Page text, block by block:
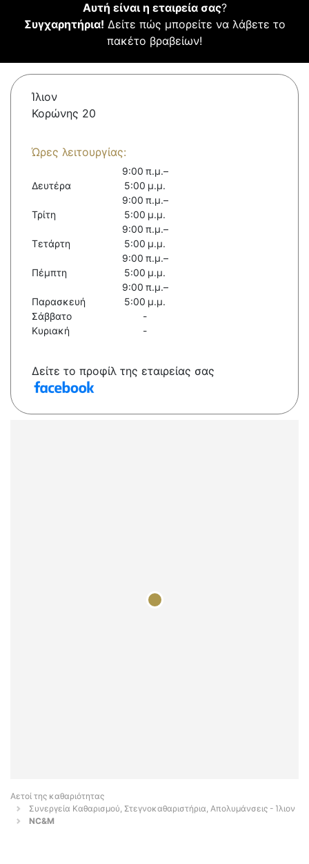
Αυτή είναι η εταιρεία σας?
Συγχαρητήρια! Δείτε πώς μπορείτε να λάβετε το
πακέτο βραβείων!
Ίλιον
Κορώνης 20
Ώρες λειτουργίας:
Δευτέρα
9:00 π.μ.–
5:00 μ.μ.
Τρίτη
9:00 π.μ.–
5:00 μ.μ.
Τετάρτη
9:00 π.μ.–
5:00 μ.μ.
Πέμπτη
9:00 π.μ.–
5:00 μ.μ.
Παρασκευή
9:00 π.μ.–
5:00 μ.μ.
Σάββατο
-
Κυριακή
-
Δείτε το προφίλ της εταιρείας σας
Αετοί της καθαριότητας
Συνεργεία Καθαρισμού, Στεγνοκαθαριστήρια, Απολυμάνσεις - Ίλιον
NC&M